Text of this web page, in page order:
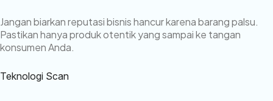
Jangan biarkan reputasi bisnis hancur karena barang palsu.
Pastikan hanya produk otentik yang sampai ke tangan
konsumen Anda.
Teknologi Scan